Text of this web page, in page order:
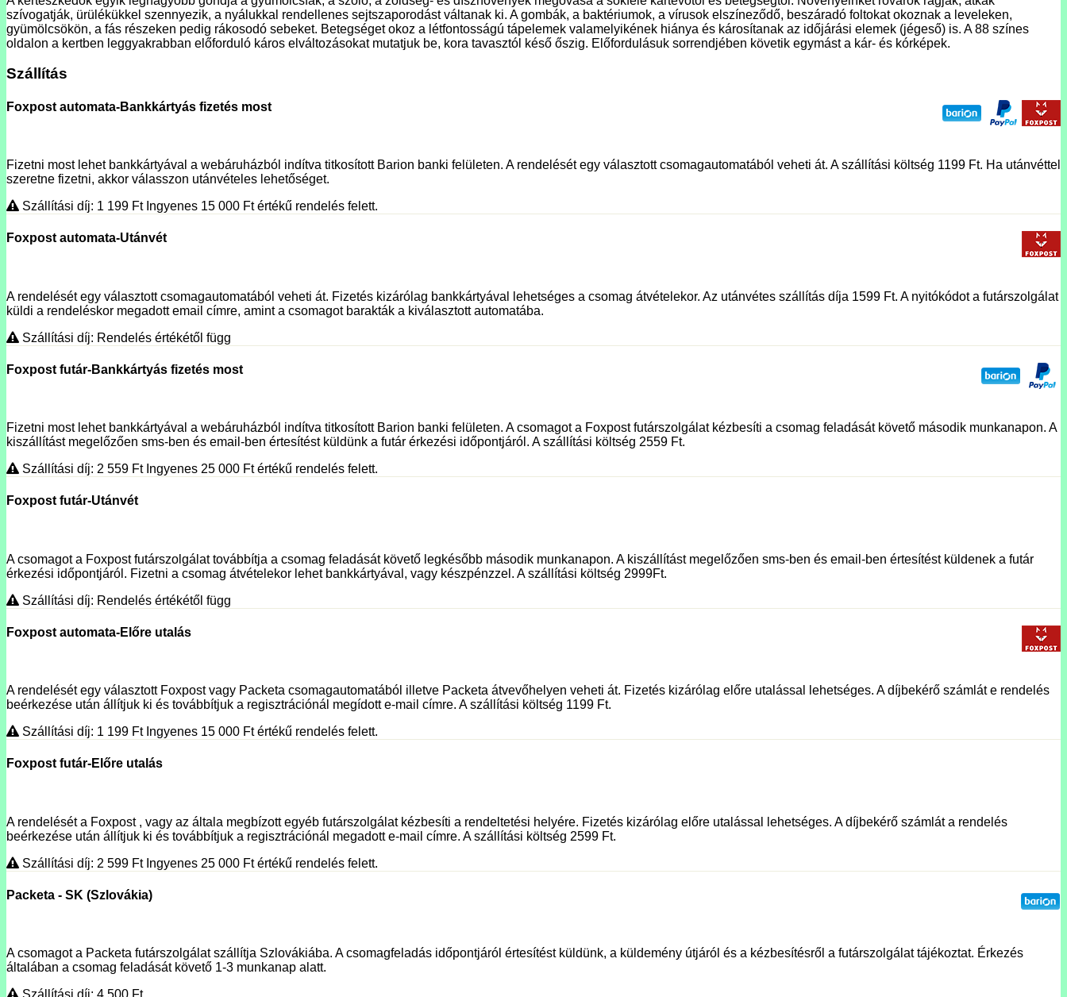
szívogatják, ürülékükkel szennyezik, a nyálukkal rendellenes sejtszaporodást váltanak ki. A gombák, a baktériumok, a vírusok elszíneződő, beszáradó foltokat okoznak a leveleken,
gyümölcsökön, a fás részeken pedig rákosodó sebeket. Betegséget okoz a létfontosságú tápelemek valamelyikének hiánya és károsítanak az időjárási elemek (jégeső) is. A 88 színes
oldalon a kertben leggyakrabban előforduló káros elváltozásokat mutatjuk be, kora tavasztól késő őszig. Előfordulásuk sorrendjében követik egymást a kár- és kórképek.
Szállítás
Foxpost automata-Bankkártyás fizetés most
Fizetni most lehet bankkártyával a webáruházból indítva titkosított Barion banki felületen. A rendelését egy választott csomagautomatából veheti át. A szállítási költség 1199 Ft. Ha utánvéttel
szeretne fizetni, akkor válasszon utánvételes lehetőséget.
Szállítási díj: 1 199 Ft Ingyenes 15 000 Ftértékű rendelés felett.
Foxpost automata-Utánvét
A rendelését egy választott csomagautomatából veheti át. Fizetés kizárólag bankkártyával lehetséges a csomag átvételekor. Az utánvétes szállítás díja 1599 Ft. A nyitókódot a futárszolgálat
küldi a rendeléskor megadott email címre, amint a csomagot barakták a kiválasztott automatába.
Szállítási díj: Rendelés értékétől függ
Foxpost futár-Bankkártyás fizetés most
Fizetni most lehet bankkártyával a webáruházból indítva titkosított Barion banki felületen. A csomagot a Foxpost futárszolgálat kézbesíti a csomag feladását követő második munkanapon. A
kiszállítást megelőzően sms-ben és email-ben értesítést küldünk a futár érkezési időpontjáról. A szállítási költség 2559 Ft.
Szállítási díj: 2 559 Ft Ingyenes 25 000 Ftértékű rendelés felett.
Foxpost futár-Utánvét
A csomagot a Foxpost futárszolgálat továbbítja a csomag feladását követő legkésőbb második munkanapon. A kiszállítást megelőzően sms-ben és email-ben értesítést küldenek a futár
érkezési időpontjáról. Fizetni a csomag átvételekor lehet bankkártyával, vagy készpénzzel. A szállítási költség 2999Ft.
Szállítási díj: Rendelés értékétől függ
Foxpost automata-Előre utalás
A rendelését egy választott Foxpost vagy Packeta csomagautomatából illetve Packeta átvevőhelyen veheti át. Fizetés kizárólag előre utalással lehetséges. A díjbekérő számlát e rendelés
beérkezése után állítjuk ki és továbbítjuk a regisztrációnál megídott e-mail címre. A szállítási költség 1199 Ft.
Szállítási díj: 1 199 Ft Ingyenes 15 000 Ftértékű rendelés felett.
Foxpost futár-Előre utalás
A rendelését a Foxpost , vagy az általa megbízott egyéb futárszolgálat kézbesíti a rendeltetési helyére. Fizetés kizárólag előre utalással lehetséges. A díjbekérő számlát a rendelés
beérkezése után állítjuk ki és továbbítjuk a regisztrációnál megadott e-mail címre. A szállítási költség 2599 Ft.
Szállítási díj: 2 599 Ft Ingyenes 25 000 Ftértékű rendelés felett.
Packeta - SK (Szlovákia)
A csomagot a Packeta futárszolgálat szállítja Szlovákiába. A csomagfeladás időpontjáról értesítést küldünk, a küldemény útjáról és a kézbesítésről a futárszolgálat tájékoztat. Érkezés
általában a csomag feladását követő 1-3 munkanap alatt.